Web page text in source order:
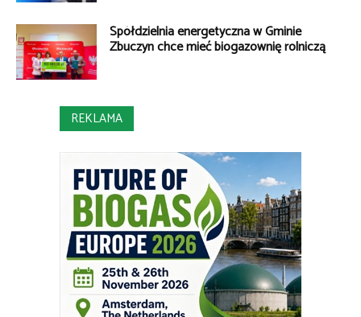
Spółdzielnia energetyczna w Gminie
Zbuczyn chce mieć biogazownię rolniczą
REKLAMA